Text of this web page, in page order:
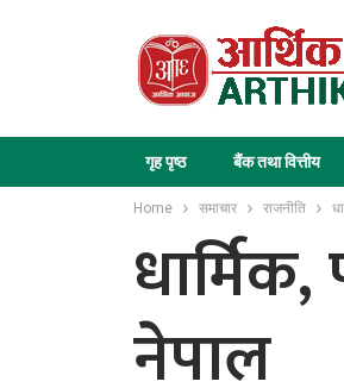
गृह पृष्ठ बैंक तथा वित्तीय
Home समाचार राजनीति
नेपाल